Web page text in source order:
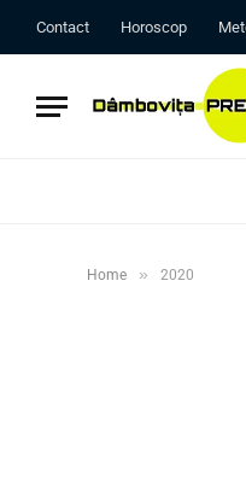
Contact Horoscop
Home » 2020